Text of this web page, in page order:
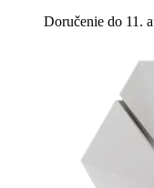
Doručenie do 11.